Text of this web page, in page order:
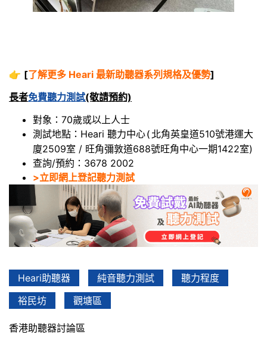
👉 [了解更多 Heari 最新助聽器系列規格及優勢]
長者免費聽力測試(敬請預約)
對象：70歲或以上人士
測試地點：Heari 聽力中心( 北角英皇道510號港運大
廈2509室 / 旺角彌敦道688號旺角中心一期1422室)
查詢/預約：3678 2002
>立即網上登記聽力測試
Heari助聽器 純音聽力測試
聽力程度
裕民坊
觀塘區
香港助聽器討論區